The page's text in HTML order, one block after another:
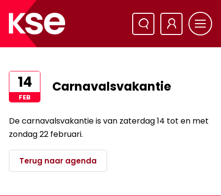
14
FEB
Carnavalsvakantie
De carnavalsvakantie is van zaterdag 14 tot en met
zondag 22 februari.
Terug naar agenda